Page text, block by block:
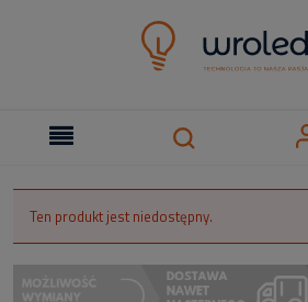
Ten produkt jest niedostępny.